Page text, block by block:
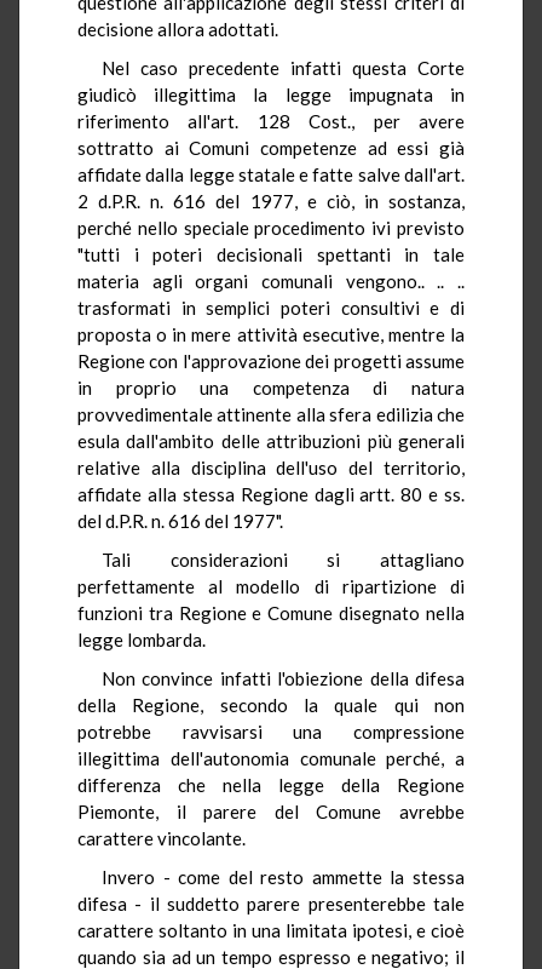
decisione allora adottati.
Nel caso precedente infatti questa Corte
giudicò illegittima la legge impugnata in
riferimento all'art. 128 Cost., per avere
sottratto ai Comuni competenze ad essi già
affidate dalla legge statale e fatte salve dall'art.
2 d.P.R. n. 616 del 1977, e ciò, in sostanza,
perché nello speciale procedimento ivi previsto
"tutti i poteri decisionali spettanti in tale
materia agli organi comunali vengono.. .. ..
trasformati in semplici poteri consultivi e di
proposta o in mere attività esecutive, mentre la
Regione con l'approvazione dei progetti assume
in proprio una competenza di natura
provvedimentale attinente alla sfera edilizia che
esula dall'ambito delle attribuzioni più generali
relative alla disciplina dell'uso del territorio,
affidate alla stessa Regione dagli artt. 80 e ss.
del d.P.R. n. 616 del 1977".
Tali considerazioni si attagliano
perfettamente al modello di ripartizione di
funzioni tra Regione e Comune disegnato nella
legge lombarda.
Non convince infatti l'obiezione della difesa
della Regione, secondo la quale qui non
potrebbe ravvisarsi una compressione
illegittima dell'autonomia comunale perché, a
differenza che nella legge della Regione
Piemonte, il parere del Comune avrebbe
carattere vincolante.
Invero - come del resto ammette la stessa
difesa - il suddetto parere presenterebbe tale
carattere soltanto in una limitata ipotesi, e cioè
quando sia ad un tempo espresso e negativo; il